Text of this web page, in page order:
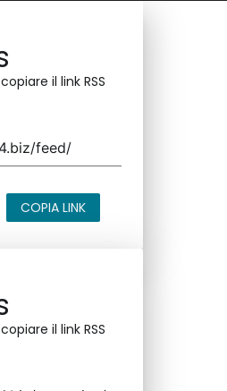
il link RSS
COPIA LINK
il link RSS